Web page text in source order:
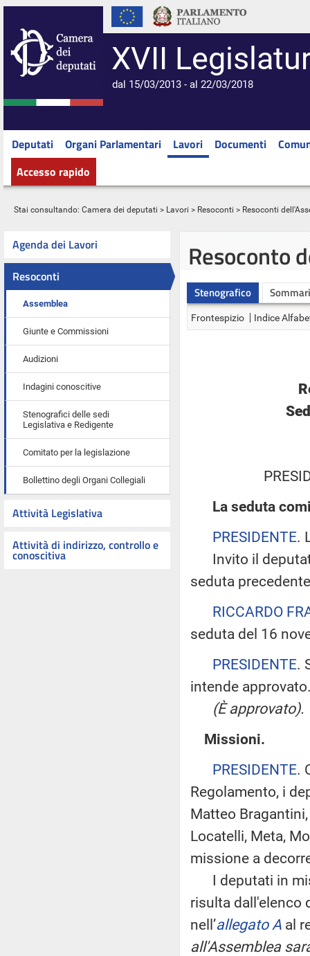
XVII
dal 15/03/2013 - al 22/03/2018
Deputati Organi Parlamentari Lavori Documenti
Accesso rapido
Stai consultando: Camera dei deputati > Lavori > Resoconti > Resoconti
Agenda dei Lavori
Resoconti
Assemblea
Giunte e Commissioni
Audizioni
Indagini conoscitive
Stenografici delle sedi
Legislativa e Redigente
Comitato per la legislazione
Bollettino degli Organi Collegiali
Attività Legislativa
Attività di indirizzo, controllo e
conoscitiva
Resoconto
Stenografico
Frontespizio Indice
La seduta
PRESIDENTE.
Invito il
seduta
RICCARDO
seduta del 16
PRESIDENTE.
intende
(È approvato).
Missioni.
PRESIDENTE.
Regolamento, i
Matteo
Locatelli, Meta,
missione a
I deputati in
risulta dall'elenco
nell’allegato A al
all'Assemblea